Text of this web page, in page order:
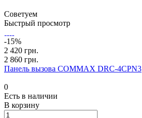
Советуем
Быстрый просмотр
-15%
2 420 грн.
2 860 грн.
Панель вызова COMMAX DRC-4CPN3
0
Есть в наличии
В корзину